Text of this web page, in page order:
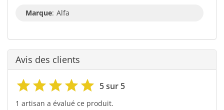
Marque: Alfa
Avis des clients
5 sur 5
1 artisan a évalué ce produit.